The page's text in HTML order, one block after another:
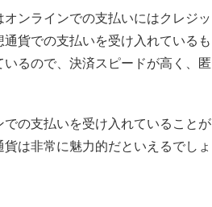
ンラインでの支払いにはクレジッ
貨での支払いを受け入れているも
るので、決済スピードが高く、匿
の支払いを受け入れていることが
は非常に魅力的だといえるでしょ